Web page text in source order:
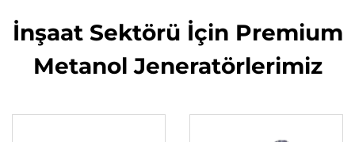
İnşaat Sektörü İçin Premium
Metanol Jeneratörlerimiz